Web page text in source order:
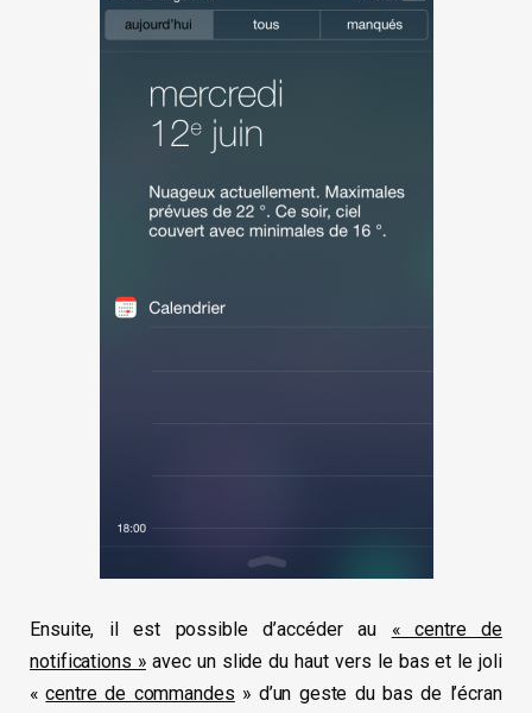
Ensuite, il est possible d’accéder au « centre de
notifications »avec un slide du haut vers le bas et le joli
«centre de commandes » d’un geste du bas de l’écran